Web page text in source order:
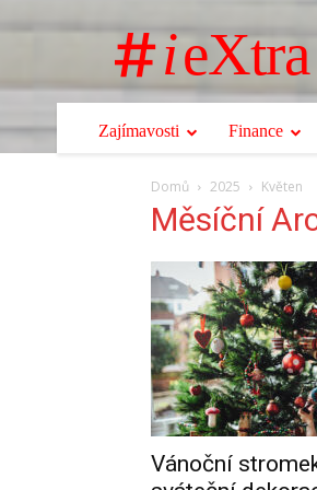
ieXtra
Zajímavosti Finance
Domů 2025 Květen
Měsíční
Vánoční